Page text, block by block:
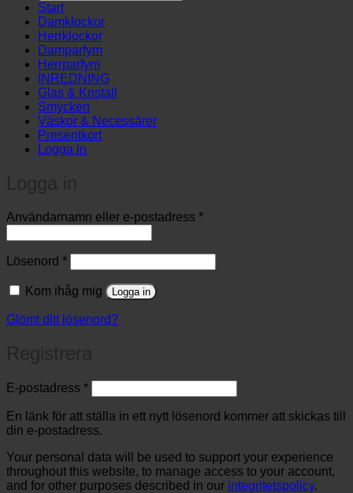
products
…
Start
Damklockor
Herrklockor
Damparfym
Herrparfym
INREDNING
Glas & Kristall
Smycken
Väskor & Necessärer
Presentkort
Logga in
Användarnamn eller e-postadress *Obligatoriskt
Lösenord *Obligatoriskt
Kom ihåg mig Logga in
Glömt ditt lösenord?
E-postadress *Obligatoriskt
En länk för att ställa in ett nytt lösenord kommer att skickas till
din e-postadress.
Your personal data will be used to support your experience
throughout this website, to manage access to your account,
and for other purposes described in our integritetspolicy.